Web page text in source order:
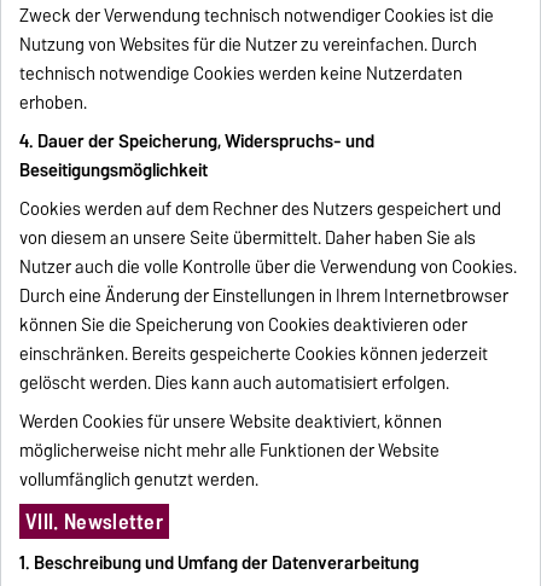
Zweck der Verwendung technisch notwendiger Cookies ist die
Nutzung von Websites für die Nutzer zu vereinfachen. Durch
technisch notwendige Cookies werden keine Nutzerdaten
erhoben.
4. Dauer der Speicherung, Widerspruchs- und
Beseitigungsmöglichkeit
Cookies werden auf dem Rechner des Nutzers gespeichert und
von diesem an unsere Seite übermittelt. Daher haben Sie als
Nutzer auch die volle Kontrolle über die Verwendung von Cookies.
Durch eine Änderung der Einstellungen in Ihrem Internetbrowser
können Sie die Speicherung von Cookies deaktivieren oder
einschränken. Bereits gespeicherte Cookies können jederzeit
gelöscht werden. Dies kann auch automatisiert erfolgen.
Werden Cookies für unsere Website deaktiviert, können
möglicherweise nicht mehr alle Funktionen der Website
vollumfänglich genutzt werden.
VIII. Newsletter
1. Beschreibung und Umfang der Datenverarbeitung